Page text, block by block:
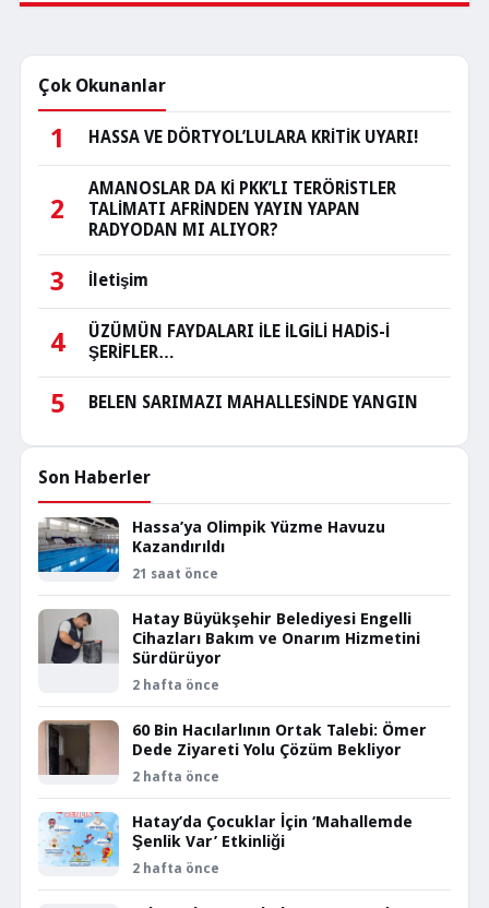
Çok Okunanlar
1 HASSA VE DÖRTYOL’LULARA KRİTİK UYARI!
2
AMANOSLAR DA Kİ PKK’LI TERÖRİSTLER
TALİMATI AFRİNDEN YAYIN YAPAN
RADYODAN MI ALIYOR?
3 İletişim
4
ÜZÜMÜN FAYDALARI İLE İLGİLİ HADİS-İ
ŞERİFLER…
5 BELEN SARIMAZI MAHALLESİNDE YANGIN
Son Haberler
Hassa’ya Olimpik Yüzme Havuzu
Kazandırıldı
21 saat önce
Hatay Büyükşehir Belediyesi Engelli
Cihazları Bakım ve Onarım Hizmetini
Sürdürüyor
2 hafta önce
60 Bin Hacılarlının Ortak Talebi: Ömer
Dede Ziyareti Yolu Çözüm Bekliyor
2 hafta önce
Hatay’da Çocuklar İçin ‘Mahallemde
Şenlik Var’ Etkinliği
2 hafta önce